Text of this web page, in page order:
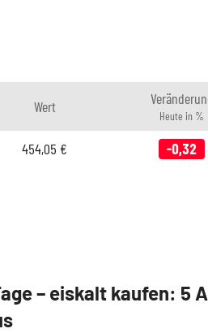
Wert
Heute in %
454,05 € -0,32
– eiskalt kaufen: 5